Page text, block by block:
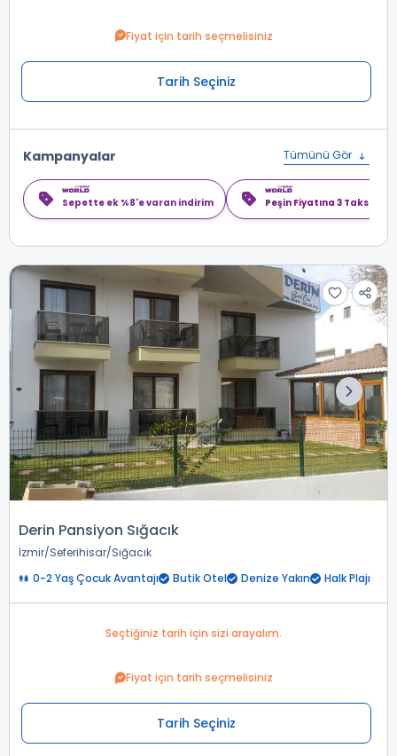
Fiyat için tarih seçmelisiniz
Tarih Seçiniz
Kampanyalar Tümünü Gör
Sepette ek %8'e varan indirim Peşin Fiyatına 3 Taksit
Derin Pansiyon Sığacık
İzmir Seferihisar Sığacık
0-2 Yaş Çocuk Avantajı
Butik Otel Denize Yakın Halk Plajı
Seçtiğiniz tarih için sizi arayalım.
Fiyat için tarih seçmelisiniz
Tarih Seçiniz